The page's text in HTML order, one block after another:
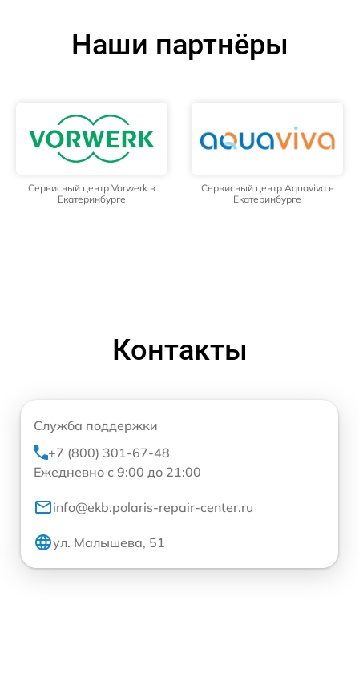
Наши партнёры
Сервисный центр Vorwerk в
Екатеринбурге
Сервисный центр Aquaviva в
Екатеринбурге
Контакты
Служба поддержки
+7 (800) 301-67-48
Ежедневно с 9:00 до 21:00
info@ekb.polaris-repair-center.ru
ул. Малышева, 51